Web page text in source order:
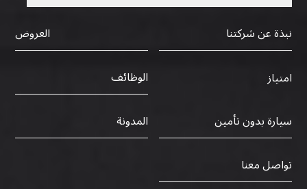
نبذة عن شركتنا
العروض
امتياز
الوظائف
سيارة بدون تأمين
المدونة
تواصل معنا